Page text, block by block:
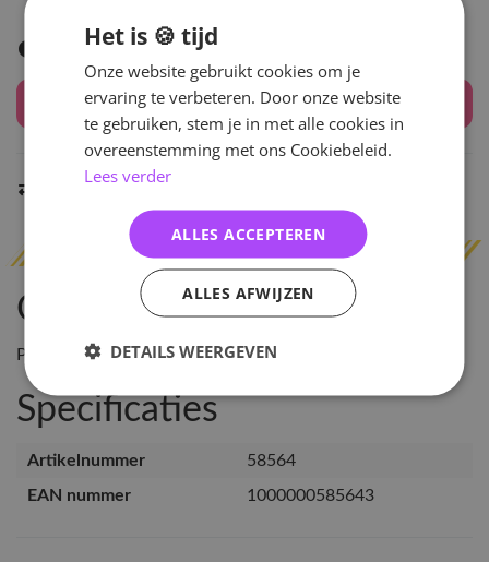
Levertijd: 2-3 weken
Houd mij op de hoogte
Omschrijving
Please note: this item does not include an actual CD!!
Specificaties
Artikelnummer
58564
EAN nummer
1000000585643
Het is 🍪 tijd
Onze website gebruikt cookies om je
ervaring te verbeteren. Door onze website
te gebruiken, stem je in met alle cookies in
overeenstemming met ons Cookiebeleid.
Lees verder
ALLES ACCEPTEREN
ALLES AFWIJZEN
DETAILS WEERGEVEN